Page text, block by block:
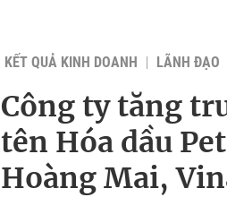
KẾT QUẢ KINH DOANH LÃNH ĐẠO
Công ty tăng
tên Hóa dầu
Hoàng Mai,